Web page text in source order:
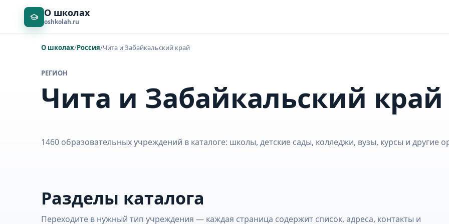
О школах
oshkolah.ru
О школах/Россия/Чита и Забайкальский край
РЕГИОН
Чита и Забайкальский край
1460 образовательных учреждений в каталоге: школы, детские сады, колледжи, вузы, курсы и другие
Разделы каталога
Переходите в нужный тип учреждения — каждая страница содержит список, адреса, контакты и